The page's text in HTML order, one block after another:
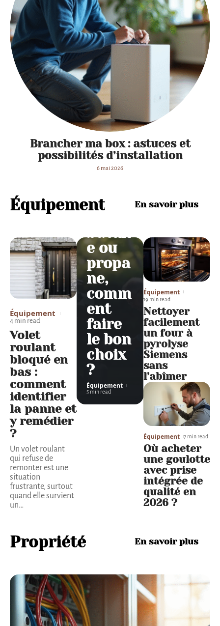
Brancher ma box : astuces et
possibilités d’installation
6 mai 2026
Équipement En savoir plus
Équipement
4 min read
Volet
roulant
bloqué en
bas :
comment
identifier
la panne et
y remédier
?
Un volet roulant
qui refuse de
remonter est une
situation
frustrante, surtout
quand elle survient
un…
Lecler
butan
e ou
propa
ne,
comm
ent
faire
le bon
choix
?
Équipement
5 min read
Équipement
19 min read
Nettoyer
facilement
un four à
pyrolyse
Siemens
sans
l’abîmer
Équipement 7 min read
Où acheter
une goulotte
avec prise
intégrée de
qualité en
2026 ?
Propriété En savoir plus